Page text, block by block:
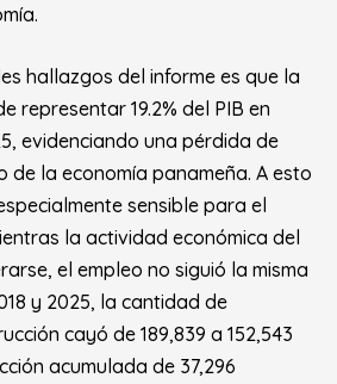
hallazgos del informe es que la
representar 19.2% del PIB en
evidenciando una pérdida de
la economía panameña. A esto
sensible para el
la actividad económica del
el empleo no siguió la misma
y 2025, la cantidad de
cayó de 189,839 a 152,543
acumulada de 37,296